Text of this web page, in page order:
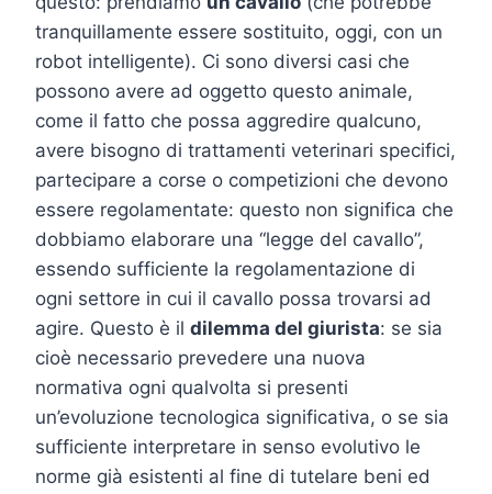
tranquillamente essere sostituito, oggi, con un
robot intelligente). Ci sono diversi casi che
possono avere ad oggetto questo animale,
come il fatto che possa aggredire qualcuno,
avere bisogno di trattamenti veterinari specifici,
partecipare a corse o competizioni che devono
essere regolamentate: questo non significa che
dobbiamo elaborare una “legge del cavallo”,
essendo sufficiente la regolamentazione di
ogni settore in cui il cavallo possa trovarsi ad
agire. Questo è il dilemma del giurista: se sia
cioè necessario prevedere una nuova
normativa ogni qualvolta si presenti
un’evoluzione tecnologica significativa, o se sia
sufficiente interpretare in senso evolutivo le
norme già esistenti al fine di tutelare beni ed